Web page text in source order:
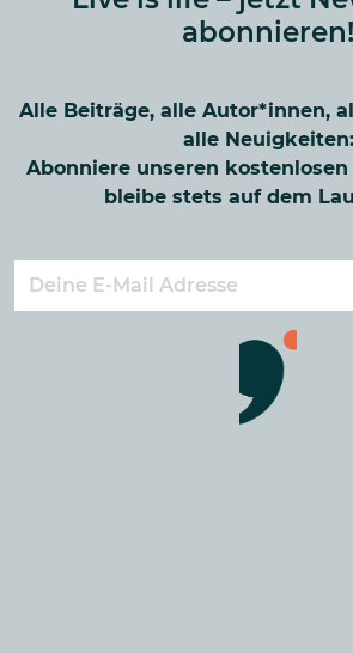
abonnieren!
Alle Beiträge, alle Autor*innen,
alle Neuigkeiten:
Abonniere unseren
bleibe stets auf dem